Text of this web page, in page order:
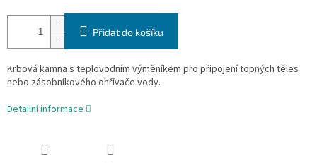
Přidat do košíku
Krbová kamna s teplovodním výměníkem pro připojení topných těles
nebo zásobníkového ohřívače vody.
Detailní informace